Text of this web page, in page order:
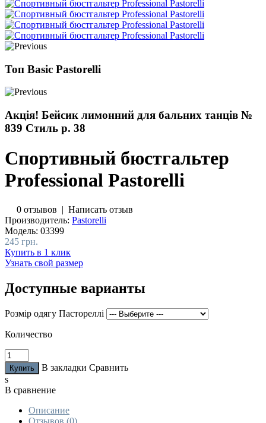
Топ Basic Pastorelli
Акція! Бейсик лимонний для бальних танців №
839 Стиль р. 38
Cпортивный бюстгальтер
Professional Pastorelli
0 отзывов | Написать отзыв
Производитель: Pastorelli
Модель: 03399
245 грн.
Купить в 1 клик
Узнать свой размер
Доступные варианты
Розмір одягу Пастореллі
Количество
В закладки Сравнить
s
В сравнение
Описание
Отзывов (0)